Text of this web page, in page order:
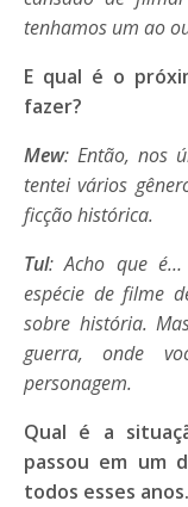
tenhamos um ao
E qual é o
fazer?
Mew: Então, nos
tentei vários
ficção histórica.
Tul: Acho que é…
espécie de filme
sobre história.
guerra, onde
personagem.
Qual é a
passou em um
todos esses anos.